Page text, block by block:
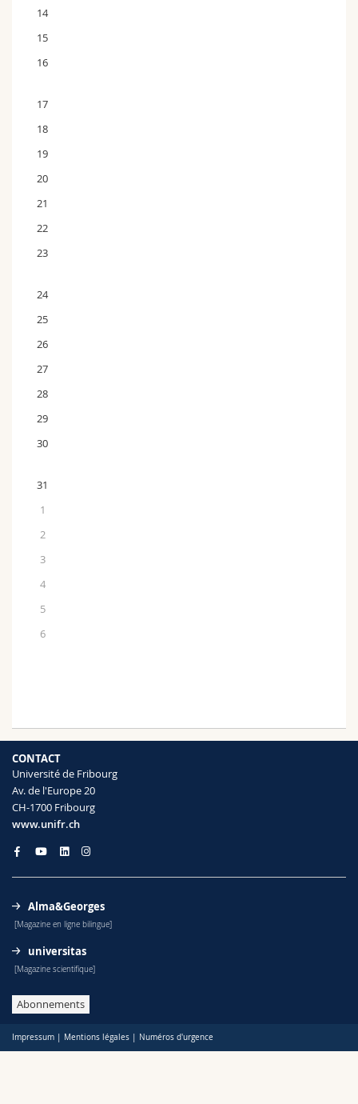
14
15
16
17
18
19
20
21
22
23
24
25
26
27
28
29
30
31
1
2
3
4
5
6
CONTACT
Université de Fribourg
Av. de l'Europe 20
CH-1700 Fribourg
www.unifr.ch
Alma&Georges
[Magazine en ligne bilingue]
universitas
[Magazine scientifique]
Abonnements
Impressum | Mentions légales | Numéros d'urgence